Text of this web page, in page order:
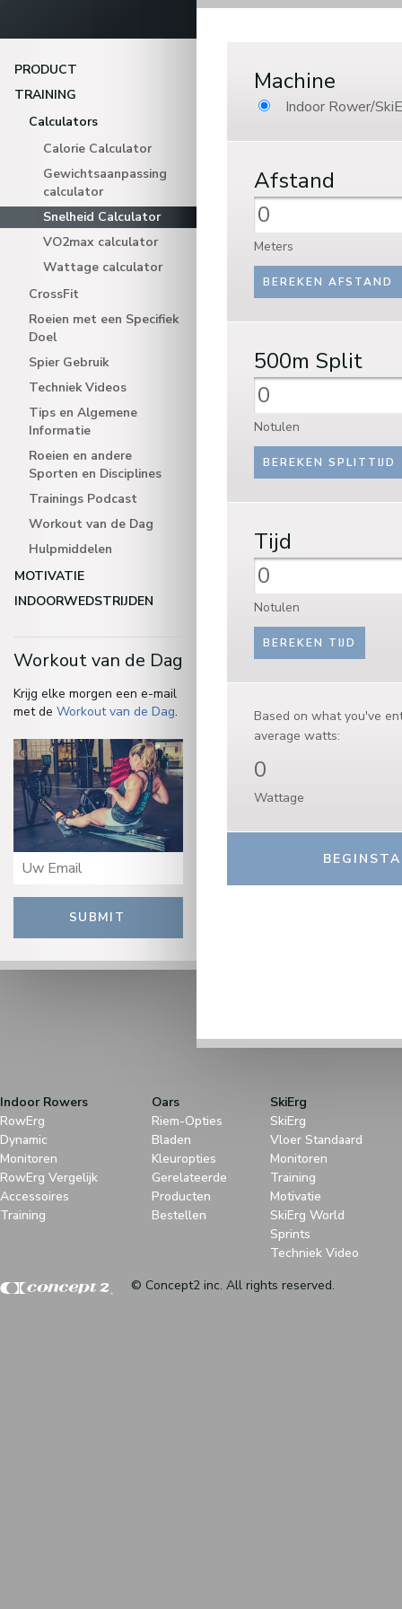
PRODUCT
TRAINING
Calculators
Calorie Calculator
Gewichtsaanpassing
calculator
Snelheid Calculator
VO2max calculator
Wattage calculator
CrossFit
Roeien met een Specifiek
Doel
Spier Gebruik
Techniek Videos
Tips en Algemene
Informatie
Roeien en andere
Sporten en Disciplines
Trainings Podcast
Workout van de Dag
Hulpmiddelen
MOTIVATIE
INDOORWEDSTRIJDEN
Workout van de Dag
Krijg elke morgen een e-mail
met de Workout van de Dag.
SUBMIT
Machine
Indoor Rower/
Afstand
Meters
500m Split
Notulen
Tijd
Notulen
Based on what you've
average watts:
0
Wattage
Indoor Rowers
RowErg
Dynamic
Monitoren
RowErg Vergelijk
Accessoires
Training
Oars
Riem-Opties
Bladen
Kleuropties
Gerelateerde
Producten
Bestellen
SkiErg
SkiErg
Vloer Standaard
Monitoren
Training
Motivatie
SkiErg World
Sprints
Techniek Video
© Concept2 inc. All rights reserved.